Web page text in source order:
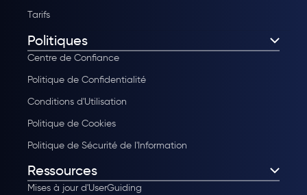
Tarifs
Politiques
Centre de Confiance
Politique de Confidentialité
Conditions d'Utilisation
Politique de Cookies
Politique de Sécurité de l'Information
Ressources
Mises à jour d'UserGuiding